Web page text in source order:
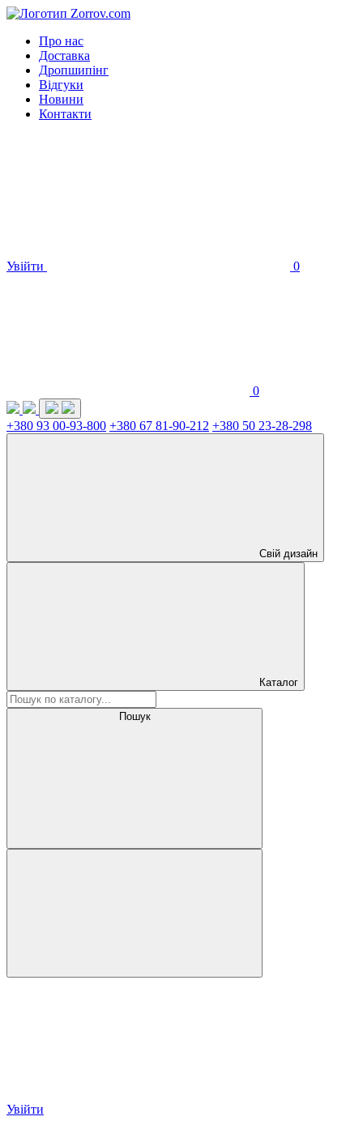
Про нас
Доставка
Дропшипінг
Відгуки
Новини
Контакти
Увійти 0
0
+380 93 00-93-800 +380 67 81-90-212 +380 50 23-28-298
Свій дизайн
Каталог
Пошук
Увійти